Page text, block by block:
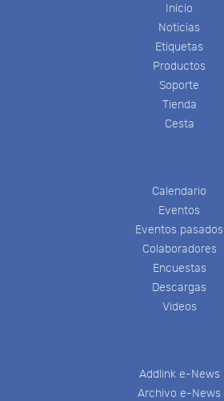
Inicio
Noticias
Etiquetas
Productos
Soporte
Tienda
Cesta
Calendario
Eventos
Eventos pasados
Colaboradores
Encuestas
Descargas
Videos
Addlink e-News
Archivo e-News